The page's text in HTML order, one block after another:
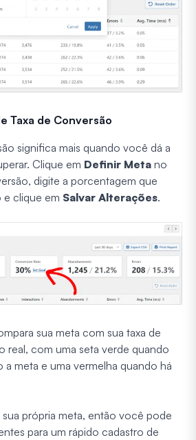
Taxa de Conversão
significa mais quando você dá a
Clique em Definir Meta no
digite a porcentagem que
e clique em Salvar Alterações.
sua meta com sua taxa de
real, com uma seta verde quando
meta e uma vermelha quando há
própria meta, então você pode
para um rápido cadastro de